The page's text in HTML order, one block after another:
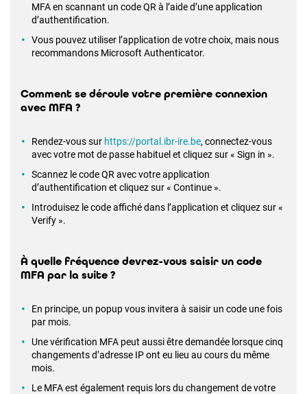
MFA en scannant un code QR à l’aide d’une application
d’authentification.
Vous pouvez utiliser l’application de votre choix, mais nous
recommandons Microsoft Authenticator.
Comment se déroule votre première connexion
avec MFA ?
Rendez-vous sur https://portal.ibr-ire.be, connectez-vous
avec votre mot de passe habituel et cliquez sur « Sign in ».
Scannez le code QR avec votre application
d’authentification et cliquez sur « Continue ».
Introduisez le code affiché dans l’application et cliquez sur «
Verify ».
À quelle fréquence devrez-vous saisir un code
MFA par la suite ?
En principe, un popup vous invitera à saisir un code une fois
par mois.
Une vérification MFA peut aussi être demandée lorsque cinq
changements d’adresse IP ont eu lieu au cours du même
mois.
Le MFA est également requis lors du changement de votre